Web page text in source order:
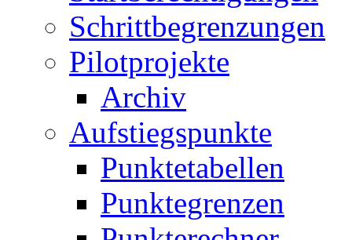
Schrittbegrenzungen
Pilotprojekte
Archiv
Aufstiegspunkte
Punktetabellen
Punktegrenzen